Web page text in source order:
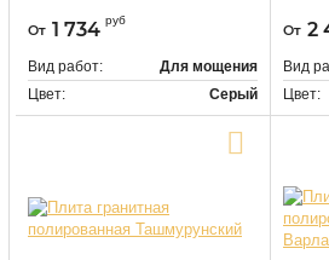
9457
От 1 734 руб
Вид работ:
Для мощения
Цвет:
Серый
От 2
Вид
Цвет: